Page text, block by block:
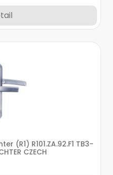
(R1) R101.ZA.92.F1 TB3-
CZECH